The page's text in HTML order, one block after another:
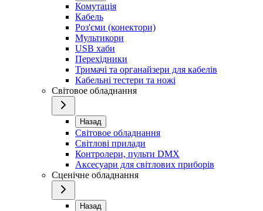
Комутація
Кабель
Роз'єми (конектори)
Мультикори
USB хаби
Перехідники
Тримачі та органайзери для кабелів
Кабельні тестери та ножі
Світовое обладнання
Назад
Світовое обладнання
Світлові прилади
Контролери, пульти DMX
Аксесуари для світлових приборів
Сценічне обладнання
Назад